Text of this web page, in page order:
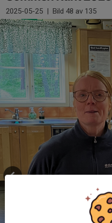
2025-05-25 | Bild 48 av 135